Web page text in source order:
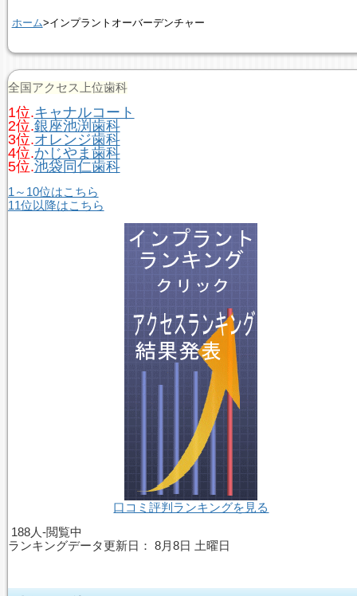
ホーム>インプラントオーバーデンチャー
全国アクセス上位歯科
1位.キャナルコート
2位.銀座池渕歯科
3位.オレンジ歯科
4位.かじやま歯科
5位.池袋同仁歯科
1～10位はこちら
11位以降はこちら
口コミ評判ランキングを見る
188人-閲覧中
ランキングデータ更新日： 8月8日 土曜日